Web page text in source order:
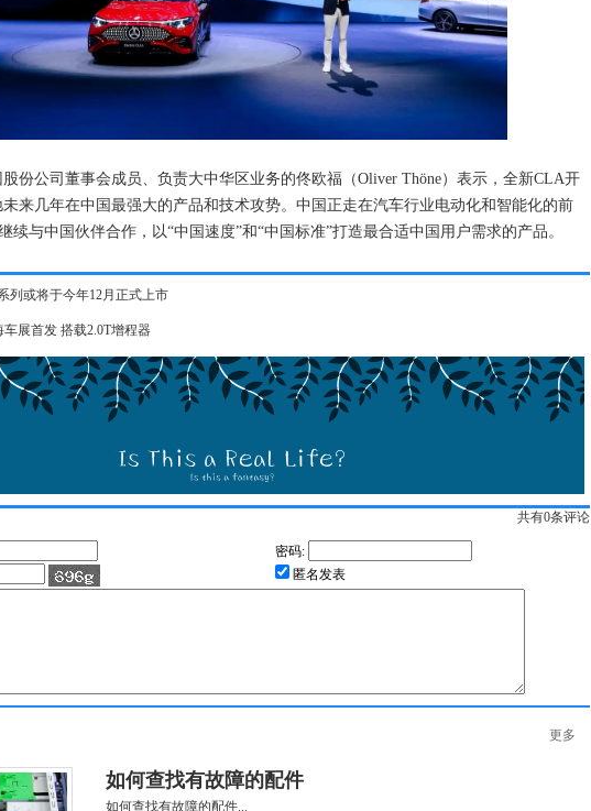
份公司董事会成员、负责大中华区业务的佟欧福（Oliver Thöne）表示，全新CLA开
来几年在中国最强大的产品和技术攻势。中国正走在汽车行业电动化和智能化的前
续与中国伙伴合作，以“中国速度”和“中国标准”打造最合适中国用户需求的产品。
列或将于今年12月正式上市
展首发 搭载2.0T增程器
共有0条评论
密码:
匿名发表
更多
如何查找有故障的配件
如何查找有故障的配件...